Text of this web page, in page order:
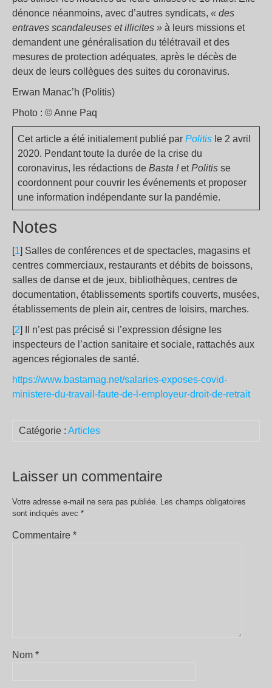
dénonce néanmoins, avec d’autres syndicats, « des
entraves scandaleuses et illicites » à leurs missions et
demandent une généralisation du télétravail et des
mesures de protection adéquates, après le décès de
deux de leurs collègues des suites du coronavirus.
Erwan Manac’h (Politis)
Photo : © Anne Paq
Cet article a été initialement publié par Politis le 2 avril
2020. Pendant toute la durée de la crise du
coronavirus, les rédactions de Basta !etPolitis se
coordonnent pour couvrir les événements et proposer
une information indépendante sur la pandémie.
Notes
[1] Salles de conférences et de spectacles, magasins et
centres commerciaux, restaurants et débits de boissons,
salles de danse et de jeux, bibliothèques, centres de
documentation, établissements sportifs couverts, musées,
établissements de plein air, centres de loisirs, marches.
[2] Il n’est pas précisé si l’expression désigne les
inspecteurs de l’action sanitaire et sociale, rattachés aux
agences régionales de santé.
https://www.bastamag.net/salaries-exposes-covid-
ministere-du-travail-faute-de-l-employeur-droit-de-retrait
Catégorie : Articles
Laisser un commentaire
Votre adresse e-mail ne sera pas publiée. Les champs obligatoires
sont indiqués avec *
Commentaire *
Nom *